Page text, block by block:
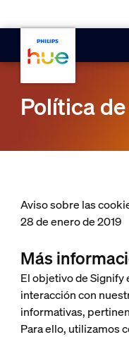
Política
Aviso sobre las
28 de enero de 2019
Más
El objetivo de Signify
interacción con
informativas,
Para ello, utilizamos